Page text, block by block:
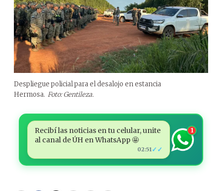
Despliegue policial para el desalojo en estancia
Hermosa. Foto: Gentileza.
Recibí las noticias en tu celular, unite
al canal de ÚH en WhatsApp 🤩
02:51✓✓
1